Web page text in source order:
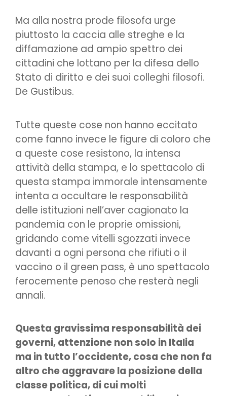
Ma alla nostra prode filosofa urge
piuttosto la caccia alle streghe e la
diffamazione ad ampio spettro dei
cittadini che lottano per la difesa dello
Stato di diritto e dei suoi colleghi filosofi.
De Gustibus.
Tutte queste cose non hanno eccitato
come fanno invece le figure di coloro che
a queste cose resistono, la intensa
attività della stampa, e lo spettacolo di
questa stampa immorale intensamente
intenta a occultare le responsabilità
delle istituzioni nell’aver cagionato la
pandemia con le proprie omissioni,
gridando come vitelli sgozzati invece
davanti a ogni persona che rifiuti o il
vaccino o il green pass, è uno spettacolo
ferocemente penoso che resterà negli
annali.
Questa gravissima responsabilità dei
governi, attenzione non solo in Italia
ma in tutto l’occidente, cosa che non fa
altro che aggravare la posizione della
classe politica, di cui molti